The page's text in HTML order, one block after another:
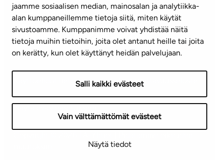
jaamme sosiaalisen median, mainosalan ja analytiikka-
alan kumppaneillemme tietoja siitä, miten käytät
sivustoamme. Kumppanimme voivat yhdistää näitä
tietoja muihin tietoihin, joita olet antanut heille tai joita
on kerätty, kun olet käyttänyt heidän palvelujaan.
Salli kaikki evästeet
Vain välttämättömät evästeet
Näytä tiedot
Tilaa uutiskirje
Mediapankki
TietosuojaselosteSaavutettavuusseloste